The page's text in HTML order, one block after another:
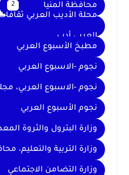
محافظة المنيا 2
محلة الأديب العربي
العربي أدب
مطبخ الأسبوع العربي
نجوم -الاسبوع العربي
نجوم -الاسبوع العربي،
نجوم الأسبوع العربي
وزارة البترول والثروة
وزارة التربية والتعليم،
وزارة التضامن الاجتماعي